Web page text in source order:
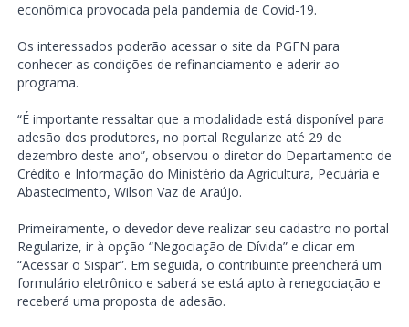
econômica provocada pela pandemia de Covid-19.
Os interessados poderão acessar o site da PGFN para
conhecer as condições de refinanciamento e aderir ao
programa.
“É importante ressaltar que a modalidade está disponível para
adesão dos produtores, no portal Regularize até 29 de
dezembro deste ano”, observou o diretor do Departamento de
Crédito e Informação do Ministério da Agricultura, Pecuária e
Abastecimento, Wilson Vaz de Araújo.
Primeiramente, o devedor deve realizar seu cadastro no portal
Regularize, ir à opção “Negociação de Dívida” e clicar em
“Acessar o Sispar”. Em seguida, o contribuinte preencherá um
formulário eletrônico e saberá se está apto à renegociação e
receberá uma proposta de adesão.